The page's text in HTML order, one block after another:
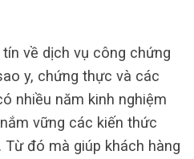
về dịch vụ công chứng
y, chứng thực và các
nhiều năm kinh nghiệm
vững các kiến thức
Từ đó mà giúp khách hàng